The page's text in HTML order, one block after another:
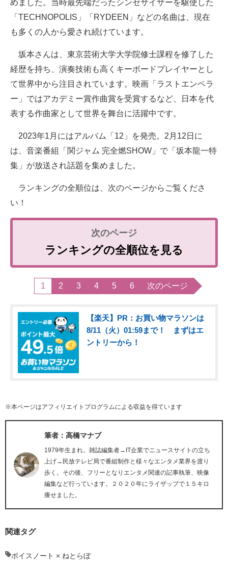
めました。当時最先端だったシンセサイザーを駆使した
「TECHNOPOLIS」「RYDEEN」などの名曲は、現在
も多くの人から愛され続けています。
坂本さんは、東京芸術大学大学院修士課程を修了した
経歴を持ち、演奏技術も高くキーボードプレイヤーとし
て世界中から注目されています。映画「ラストエンペラ
ー」ではアカデミー賞作曲賞を受賞するなど、日本を代
表する作曲家として世界を舞台に活躍中です。
2023年1月にはアルバム「12」を発売。2月12日に
は、音楽番組「関ジャム 完全燃SHOW」で「坂本龍一特
集」が放送され話題を集めました。
ランキングの全順位は、次のページからご覧くださ
い！
ランキングの全順位を見る
1 2 3 4 5 6 次のページ
【楽天】PR：お買い物マラソンは
8/11（火）01:59まで！ まずはエ
ントリーから！
※本ページはアフィリエイトプログラムによる収益を得ています
筆者：高橋マナブ
1979年生まれ。雑誌編集者→IT企業でニュースサイトの立ち
上げ→民放テレビ局で番組制作と様々なエンタメ業界を渡り
歩く。その後、フリーとなりエンタメ関連の記事執筆、映像
編集など行っています。２０２０年にライザップで１５キロ
痩せました。
関連タグ
ボイスノート × ねとらぼ